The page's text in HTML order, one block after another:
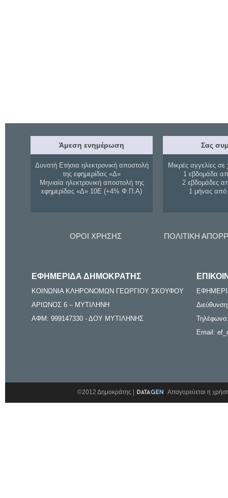
Άμεση ενημέρωση
Δυνατή Ετήσια ηλεκτρονική αποστολή
της εφημερίδας «Δ»
Μηνιαία ηλεκτρονική αποστολή της
εφημερίδας «Δ» 10Ε (+4% Φ.Π.Α)
Σας
Μικρές αγγελίες σε
1 εβδομάδα
2 εβδομάδες
1 μήνας
ΟΡΟΙ ΧΡΗΣΗΣ ΠΟΛΙΤΙΚΗ
ΕΦΗΜΕΡΙΔΑ ΔΗΜΟΚΡΑΤΗΣ
ΚΟΙΝΩΝΙΑ ΚΛΗΡΟΝΟΜΩΝ ΓΕΩΡΓΙΟΥ ΣΚΟΥΦΟΥ
ΑΡΙΩΝΟΣ 6 – ΜΥΤΙΛΗΝΗ
ΑΦΜ: 999147330 - ΔΟΥ ΜΥΤΙΛΗΝΗΣ
Email:
©2012 Δημοκράτης | Απαγορεύεται η